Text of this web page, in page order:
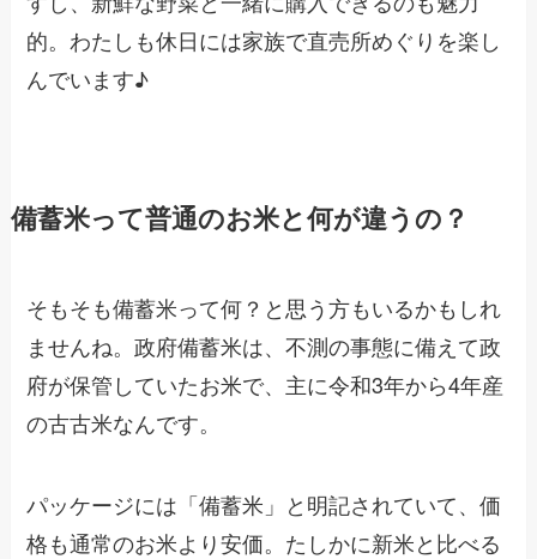
的。わたしも休日には家族で直売所めぐりを楽し
んでいます♪
備蓄米って普通のお米と何が違うの？
そもそも備蓄米って何？と思う方もいるかもしれ
ませんね。政府備蓄米は、不測の事態に備えて政
府が保管していたお米で、主に令和3年から4年産
の古古米なんです。
パッケージには「備蓄米」と明記されていて、価
格も通常のお米より安価。たしかに新米と比べる